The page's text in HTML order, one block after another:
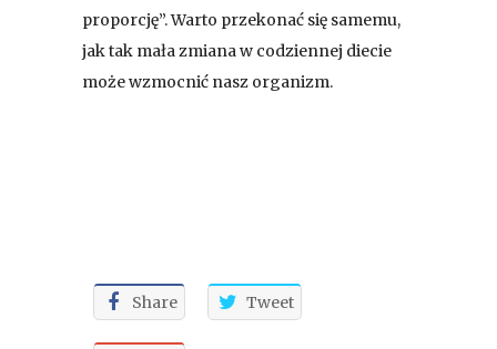
proporcję”. Warto przekonać się samemu,
jak tak mała zmiana w codziennej diecie
może wzmocnić nasz organizm.
Share Tweet